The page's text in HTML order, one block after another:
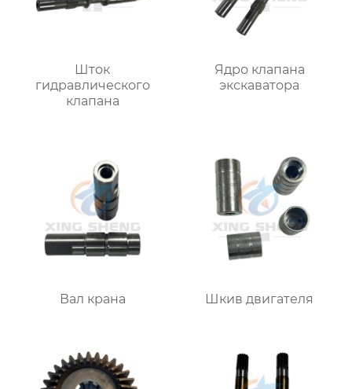
Шток
гидравлического
клапана
Ядро клапана
экскаватора
Вал крана Шкив двигателя